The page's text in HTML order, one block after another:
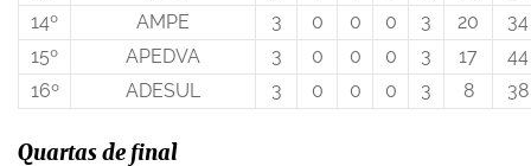
14º
AMPE 3 0 0 0 3 20
34
15º
APEDVA 3 0 0 0 3 17
44
16º
ADESUL 3 0 0 0 3 8 38
Quartas de final